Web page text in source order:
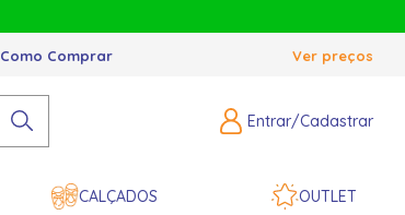
Como Comprar Ver preços
Entrar/Cadastrar
CALÇADOS OUTLET